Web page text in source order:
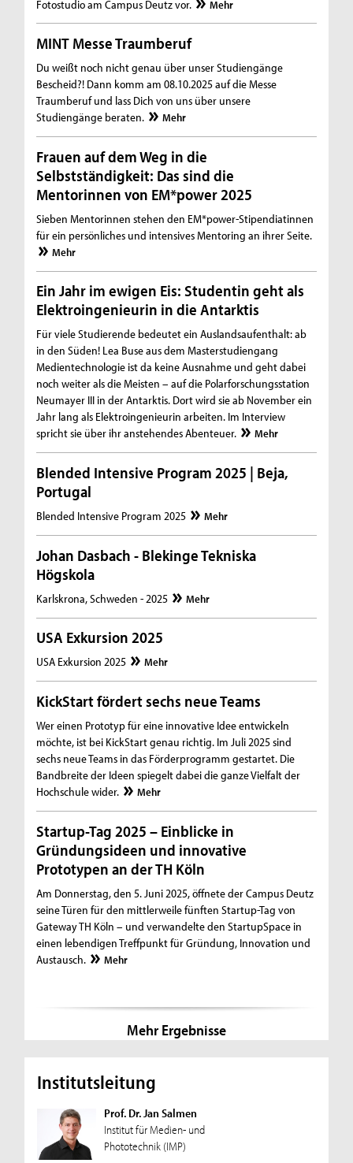
Fotostudio am Campus Deutz vor. Mehr
MINT Messe Traumberuf
Du weißt noch nicht genau über unser Studiengänge
Bescheid?! Dann komm am 08.10.2025 auf die Messe
Traumberuf und lass Dich von uns über unsere
Studiengänge beraten.
Mehr
Frauen auf dem Weg in die
Selbstständigkeit: Das sind die
Mentorinnen von EM*power 2025
Sieben Mentorinnen stehen den EM*power-Stipendiatinnen
für ein persönliches und intensives Mentoring an ihrer Seite.
Mehr
Ein Jahr im ewigen Eis: Studentin geht als
Elektroingenieurin in die Antarktis
Für viele Studierende bedeutet ein Auslandsaufenthalt: ab
in den Süden! Lea Buse aus dem Masterstudiengang
Medientechnologie ist da keine Ausnahme und geht dabei
noch weiter als die Meisten – auf die Polarforschungsstation
Neumayer III in der Antarktis. Dort wird sie ab November ein
Jahr lang als Elektroingenieurin arbeiten. Im Interview
spricht sie über ihr anstehendes Abenteuer.
Mehr
Blended Intensive Program 2025 | Beja,
Portugal
Blended Intensive Program 2025 Mehr
Johan Dasbach - Blekinge Tekniska
Högskola
Karlskrona, Schweden - 2025 Mehr
USA Exkursion 2025
USA Exkursion 2025 Mehr
KickStart fördert sechs neue Teams
Wer einen Prototyp für eine innovative Idee entwickeln
möchte, ist bei KickStart genau richtig. Im Juli 2025 sind
sechs neue Teams in das Förderprogramm gestartet. Die
Bandbreite der Ideen spiegelt dabei die ganze Vielfalt der
Hochschule wider.
Mehr
Startup-Tag 2025 – Einblicke in
Gründungsideen und innovative
Prototypen an der TH Köln
Am Donnerstag, den 5. Juni 2025, öffnete der Campus Deutz
seine Türen für den mittlerweile fünften Startup-Tag von
Gateway TH Köln – und verwandelte den StartupSpace in
einen lebendigen Treffpunkt für Gründung, Innovation und
Austausch.
Mehr
Mehr Ergebnisse
Institutsleitung
Prof. Dr. Jan Salmen
Institut für Medien- und
Phototechnik (IMP)